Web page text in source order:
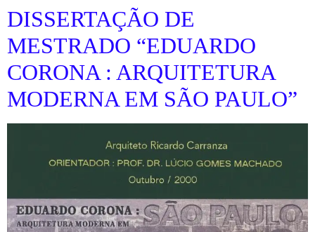
DISSERTAÇÃO DE
MESTRADO “EDUARDO
CORONA : ARQUITETURA
MODERNA EM SÃO PAULO”